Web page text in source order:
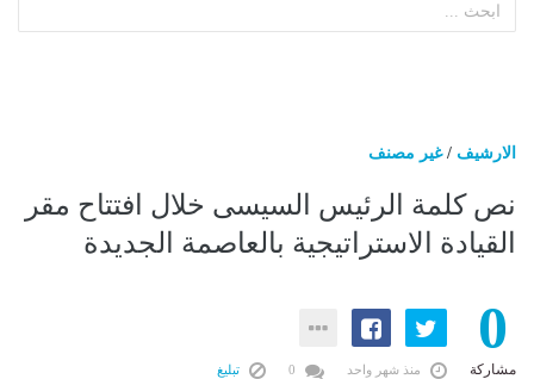
الارشيف /غير مصنف
نص كلمة الرئيس السيسى خلال افتتاح مقر
القيادة الاستراتيجية بالعاصمة الجديدة
0
مشاركة منذ شهر واحد تبليغ